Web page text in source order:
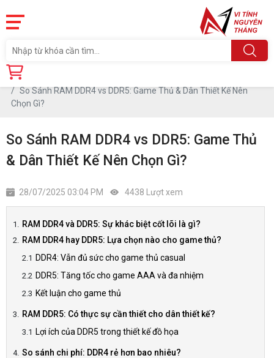
Trang chủ
So Sánh RAM DDR4 vs DDR5: Game Thủ & Dân Thiết Kế Nên
Chọn Gì?
So Sánh RAM DDR4 vs DDR5: Game Thủ
& Dân Thiết Kế Nên Chọn Gì?
28/07/2025 03:04 PM 4438 Lượt xem
RAM DDR4 và DDR5: Sự khác biệt cốt lõi là gì?
RAM DDR4 hay DDR5: Lựa chọn nào cho game thủ?
DDR4: Vẫn đủ sức cho game thủ casual
DDR5: Tăng tốc cho game AAA và đa nhiệm
Kết luận cho game thủ
RAM DDR5: Có thực sự cần thiết cho dân thiết kế?
Lợi ích của DDR5 trong thiết kế đồ họa
So sánh chi phí: DDR4 rẻ hơn bao nhiêu?